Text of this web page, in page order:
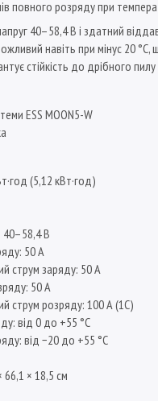
повного розряду при
40–58,4 В і здатний
навіть при мінус 20
стійкість до дрібного
ESS MOON5-W
(5,12 кВт·год)
40–58,4 В
50 А
струм заряду: 50 А
50 А
струм розряду: 100 А (1C)
від 0 до +55 °C
від −20 до +55 °C
66,1 × 18,5 см